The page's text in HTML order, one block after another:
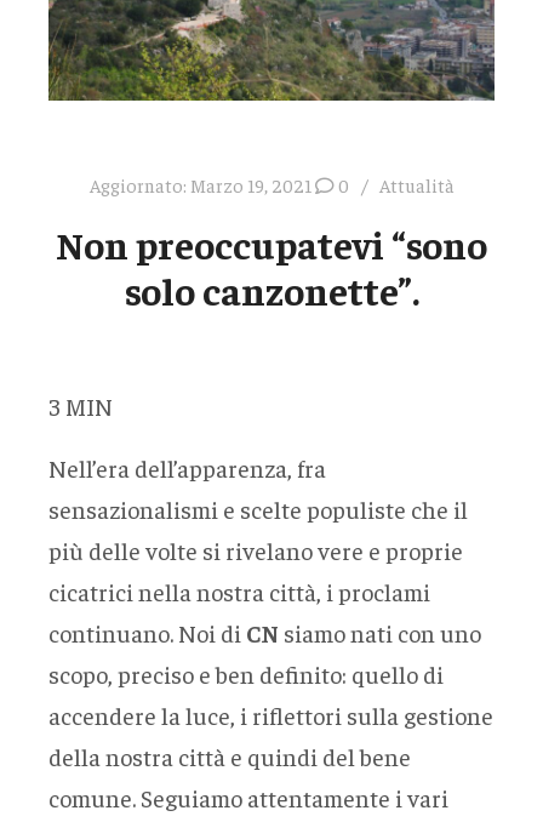
Aggiornato: Marzo 19, 2021 0 Attualità
Non preoccupatevi “sono
solo canzonette”.
3 MIN
Nell’era dell’apparenza, fra
sensazionalismi e scelte populiste che il
più delle volte si rivelano vere e proprie
cicatrici nella nostra città, i proclami
continuano. Noi di CN siamo nati con uno
scopo, preciso e ben definito: quello di
accendere la luce, i riflettori sulla gestione
della nostra città e quindi del bene
comune. Seguiamo attentamente i vari